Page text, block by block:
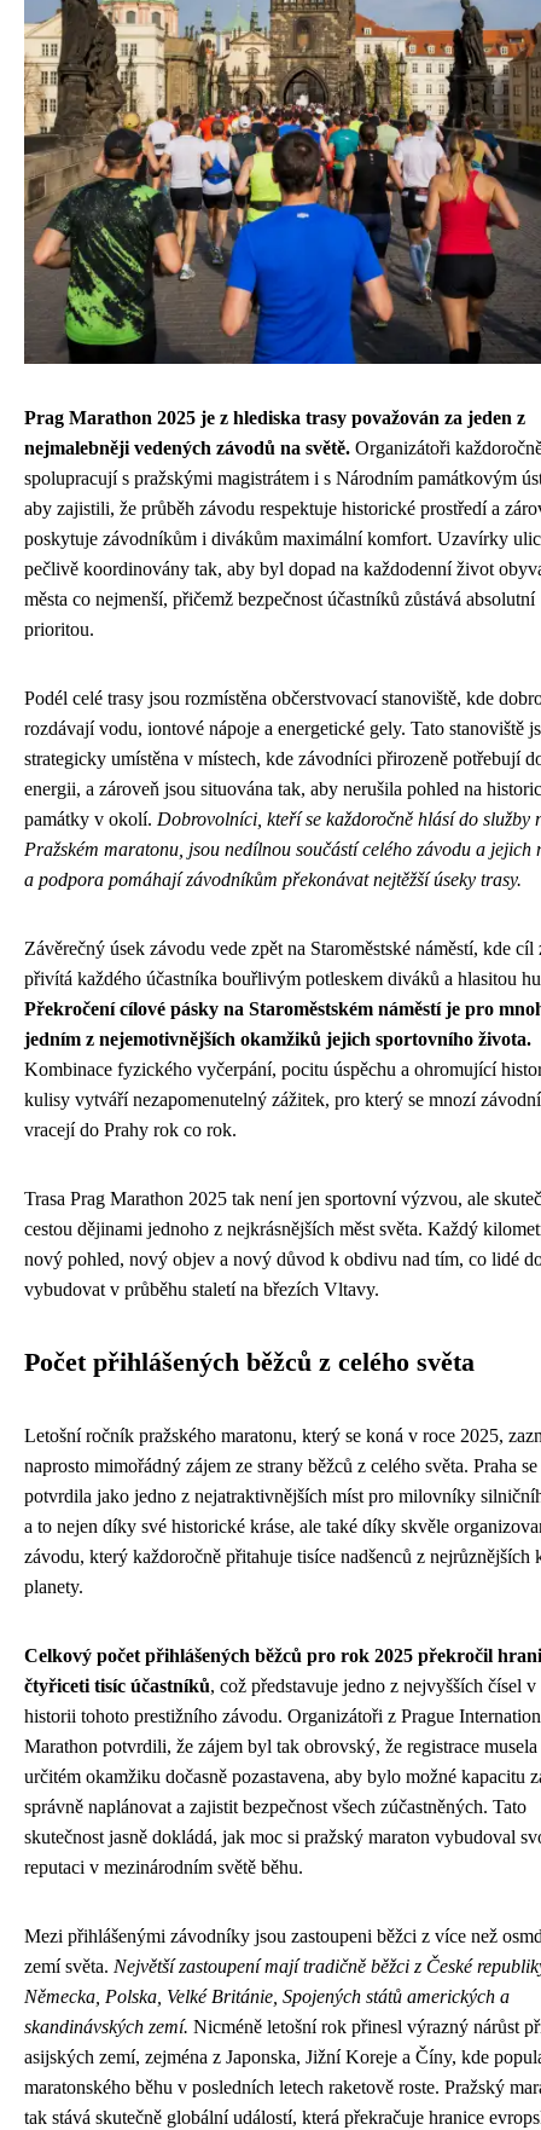
Prag Marathon 2025 je z hlediska trasy považován za jeden z
nejmalebněji vedených závodů na světě. Organizátoři
spolupracují s pražskými magistrátem i s Národním památkovým
aby zajistili, že průběh závodu respektuje historické prostředí a
poskytuje závodníkům i divákům maximální komfort. Uzavírky
pečlivě koordinovány tak, aby byl dopad na každodenní život
města co nejmenší, přičemž bezpečnost účastníků zůstává absolutní
prioritou.
Podél celé trasy jsou rozmístěna občerstvovací stanoviště, kde
rozdávají vodu, iontové nápoje a energetické gely. Tato stanoviště
strategicky umístěna v místech, kde závodníci přirozeně potřebují
energii, a zároveň jsou situována tak, aby nerušila pohled na
památky v okolí. Dobrovolníci, kteří se každoročně hlásí do služby
Pražském maratonu, jsou nedílnou součástí celého závodu a jejich
a podpora pomáhají závodníkům překonávat nejtěžší úseky trasy.
Závěrečný úsek závodu vede zpět na Staroměstské náměstí, kde cíl
přivítá každého účastníka bouřlivým potleskem diváků a hlasitou
Překročení cílové pásky na Staroměstském náměstí je pro
jedním z nejemotivnějších okamžiků jejich sportovního života.
Kombinace fyzického vyčerpání, pocitu úspěchu a ohromující
kulisy vytváří nezapomenutelný zážitek, pro který se mnozí
vracejí do Prahy rok co rok.
Trasa Prag Marathon 2025 tak není jen sportovní výzvou, ale
cestou dějinami jednoho z nejkrásnějších měst světa. Každý
nový pohled, nový objev a nový důvod k obdivu nad tím, co lidé
vybudovat v průběhu staletí na březích Vltavy.
Počet přihlášených běžců z celého světa
Letošní ročník pražského maratonu, který se koná v roce 2025,
naprosto mimořádný zájem ze strany běžců z celého světa. Praha
potvrdila jako jedno z nejatraktivnějších míst pro milovníky
a to nejen díky své historické kráse, ale také díky skvěle
závodu, který každoročně přitahuje tisíce nadšenců z nejrůznějších
planety.
Celkový počet přihlášených běžců pro rok 2025 překročil
čtyřiceti tisíc účastníků, což představuje jedno z nejvyšších čísel v
historii tohoto prestižního závodu. Organizátoři z Prague
Marathon potvrdili, že zájem byl tak obrovský, že registrace
určitém okamžiku dočasně pozastavena, aby bylo možné kapacitu
správně naplánovat a zajistit bezpečnost všech zúčastněných. Tato
skutečnost jasně dokládá, jak moc si pražský maraton vybudoval
reputaci v mezinárodním světě běhu.
Mezi přihlášenými závodníky jsou zastoupeni běžci z více než
zemí světa. Největší zastoupení mají tradičně běžci z České
Německa, Polska, Velké Británie, Spojených států amerických a
skandinávských zemí. Nicméně letošní rok přinesl výrazný nárůst
asijských zemí, zejména z Japonska, Jižní Koreje a Číny, kde
maratonského běhu v posledních letech raketově roste. Pražský
tak stává skutečně globální událostí, která překračuje hranice